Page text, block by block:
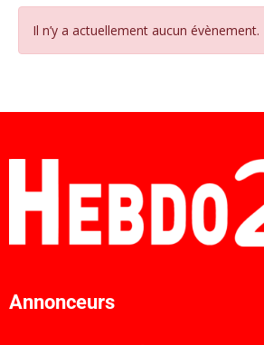
Il n’y a actuellement aucun évènement.
Annonceurs